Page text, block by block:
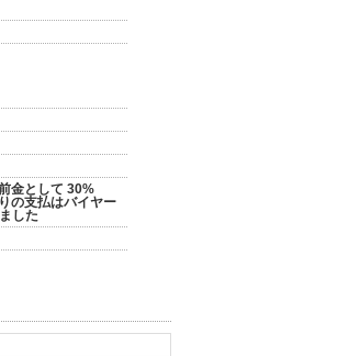
金として 30%
の支払はバイヤー
した